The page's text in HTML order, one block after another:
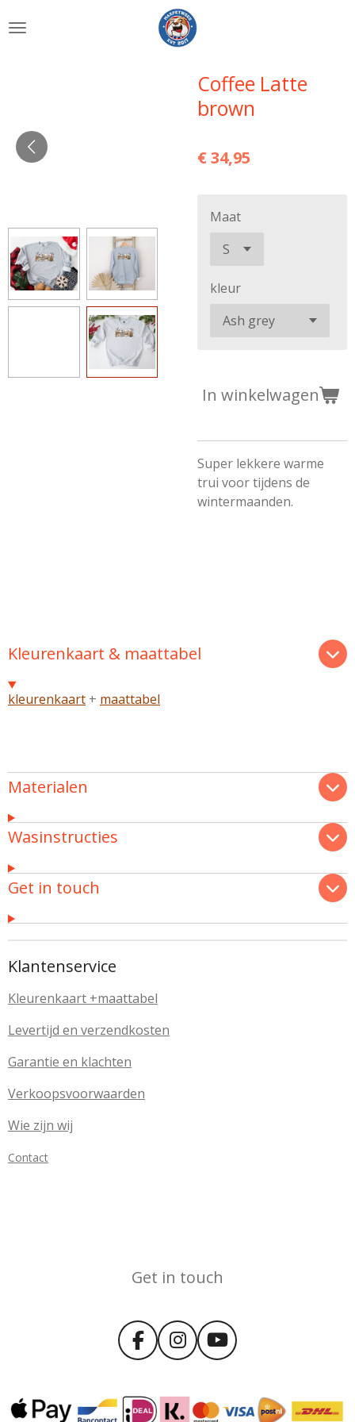
direct
Coffee Latte
brown
€ 34,95
Maat
kleur
In winkelwagen
Super lekkere warme
trui voor tijdens de
wintermaanden.
Kleurenkaart & maattabel
kleurenkaart + maattabel
Materialen
Wasinstructies
Get in touch
Klantenservice
Kleurenkaart +maattabel
Levertijd en verzendkosten
Garantie en klachten
Verkoopsvoorwaarden
Wie zijn wij
Contact
Get in touch
F
a
e
I
n
t
Y
o
T